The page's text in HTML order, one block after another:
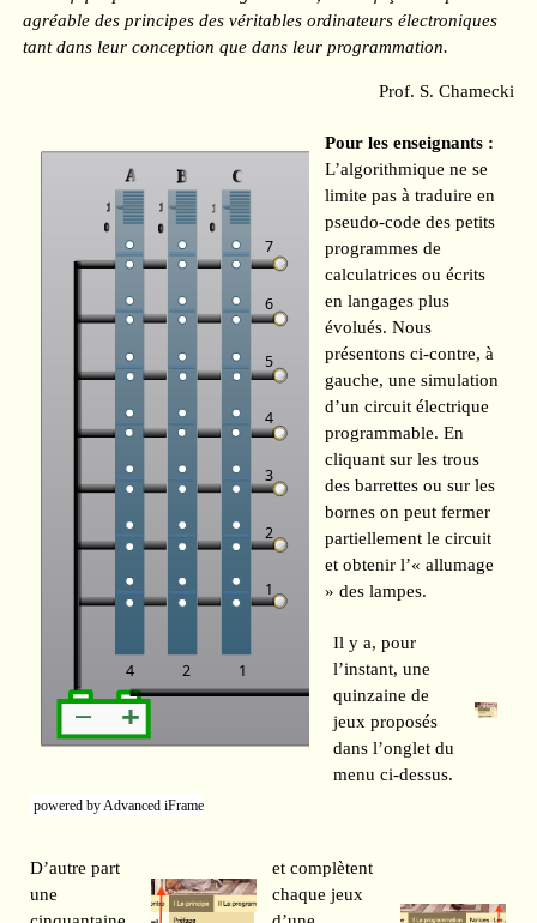
agréable des principes des véritables ordinateurs électroniques
tant dans leur conception que dans leur programmation.
Prof. S. Chamecki
powered by Advanced iFrame
Pour les enseignants :
L’algorithmique ne se
limite pas à traduire en
pseudo-code des petits
programmes de
calculatrices ou écrits
en langages plus
évolués. Nous
présentons ci-contre, à
gauche, une simulation
d’un circuit électrique
programmable. En
cliquant sur les trous
des barrettes ou sur les
bornes on peut fermer
partiellement le circuit
et obtenir l’« allumage
» des lampes.
Il y a, pour
l’instant, une
quinzaine de
jeux proposés
dans l’onglet du
menu ci-dessus.
D’autre part
une
et complètent
chaque jeux